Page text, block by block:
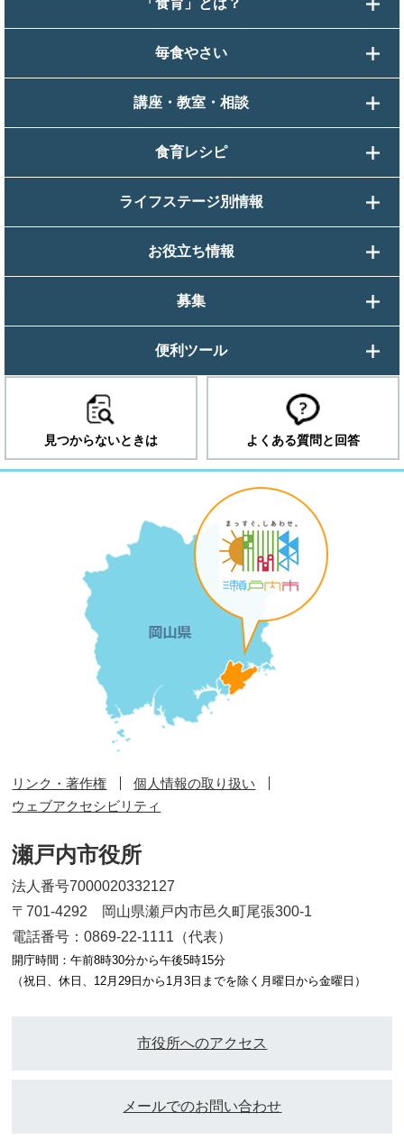
「食育」とは？
毎食やさい
講座・教室・相談
食育レシピ
ライフステージ別情報
お役立ち情報
募集
便利ツール
見つからないときは よくある質問と回答
リンク・著作権
個人情報の取り扱い
ウェブアクセシビリティ
瀬戸内市役所
法人番号7000020332127
〒701-4292 岡山県瀬戸内市邑久町尾張300-1
電話番号：0869-22-1111（代表）
開庁時間：午前8時30分から午後5時15分
（祝日、休日、12月29日から1月3日までを除く月曜日から金曜日）
市役所へのアクセス
メールでのお問い合わせ